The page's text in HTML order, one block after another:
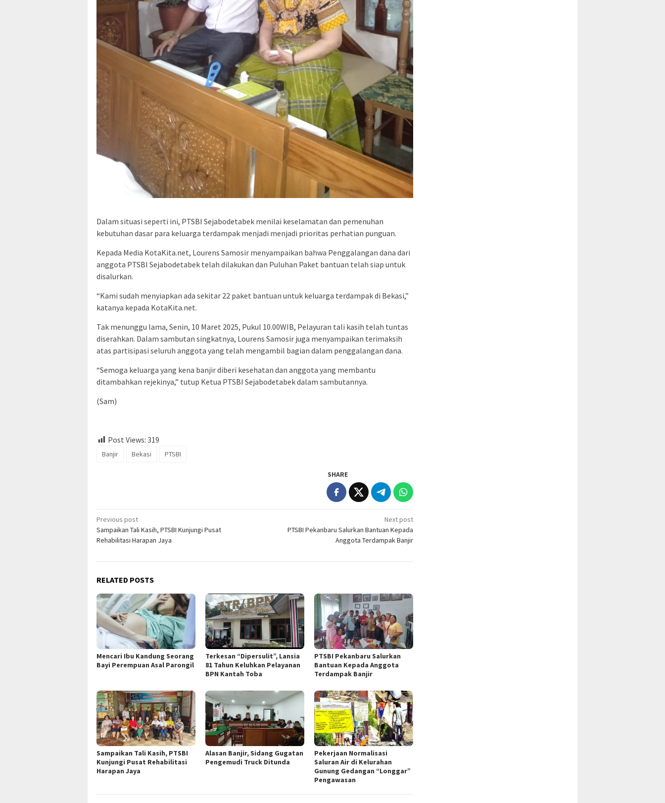
Dalam situasi seperti ini, PTSBI Sejabodetabek menilai keselamatan dan pemenuhan
kebutuhan dasar para keluarga terdampak menjadi menjadi prioritas perhatian punguan.
Kepada Media KotaKita.net, Lourens Samosir menyampaikan bahwa Penggalangan dana dari
anggota PTSBI Sejabodetabek telah dilakukan dan Puluhan Paket bantuan telah siap untuk
disalurkan.
“Kami sudah menyiapkan ada sekitar 22 paket bantuan untuk keluarga terdampak di Bekasi,”
katanya kepada KotaKita.net.
Tak menunggu lama, Senin, 10 Maret 2025, Pukul 10.00WIB, Pelayuran tali kasih telah tuntas
diserahkan. Dalam sambutan singkatnya, Lourens Samosir juga menyampaikan terimaksih
atas partisipasi seluruh anggota yang telah mengambil bagian dalam penggalangan dana.
“Semoga keluarga yang kena banjir diberi kesehatan dan anggota yang membantu
ditambahkan rejekinya,” tutup Ketua PTSBI Sejabodetabek dalam sambutannya.
(Sam)
Post Views: 319
Banjir Bekasi PTSBI
SHARE
Post
navigation
Previous post
Sampaikan Tali Kasih, PTSBI Kunjungi Pusat
Rehabilitasi Harapan Jaya
Next post
PTSBI Pekanbaru Salurkan Bantuan Kepada
Anggota Terdampak Banjir
RELATED POSTS
Mencari Ibu Kandung Seorang
Bayi Perempuan Asal Parongil
Terkesan “Dipersulit”, Lansia
81 Tahun Keluhkan Pelayanan
BPN Kantah Toba
PTSBI Pekanbaru Salurkan
Bantuan Kepada Anggota
Terdampak Banjir
Sampaikan Tali Kasih, PTSBI
Kunjungi Pusat Rehabilitasi
Harapan Jaya
Alasan Banjir, Sidang Gugatan
Pengemudi Truck Ditunda
Pekerjaan Normalisasi
Saluran Air di Kelurahan
Gunung Gedangan “Longgar”
Pengawasan